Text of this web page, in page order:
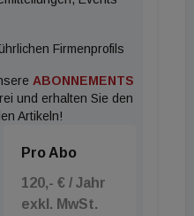
ins Haus der
Schrattenecker,
Markus Neumayer,
Vertreter:innen aus
Immobilienbranche,
in den
Umbau und Visionen
Firmenprofils
ABONNEMENTS
und erhalten Sie den
Artikeln!
Pro Abo
120,- € / Jahr
exkl. MwSt.